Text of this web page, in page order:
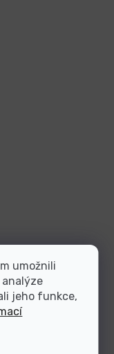
umožnili
jeho funkce,